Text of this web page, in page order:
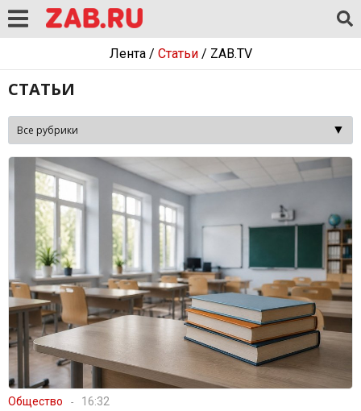
Лента/ Статьи/ ZAB.TV
СТАТЬИ
Общество 16:32